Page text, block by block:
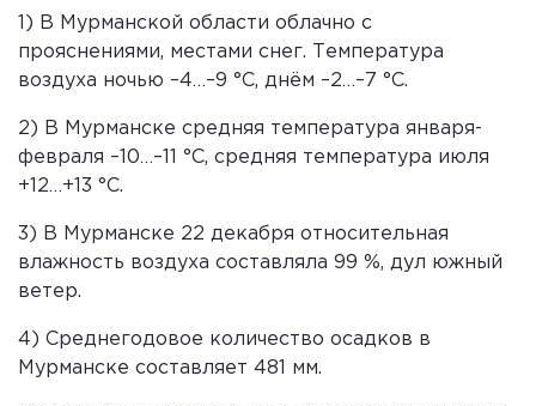
1) В Мурманской области облачно с
прояснениями, местами снег. Температура
воздуха ночью –4…–9 °С, днём –2…–7 °С.
2) В Мурманске средняя температура января-
февраля –10…–11 °С, средняя температура июля
+12…+13 °С.
3) В Мурманске 22 декабря относительная
влажность воздуха составляла 99 %, дул южный
ветер.
4) Среднегодовое количество осадков в
Мурманске составляет 481 мм.